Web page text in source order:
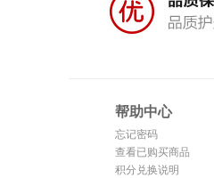
帮助中心
忘记密码
查看已购买商品
积分兑换说明